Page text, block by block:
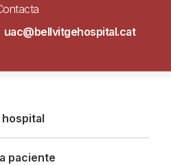
uac@bellvitgehospital.cat
hospital
paciente